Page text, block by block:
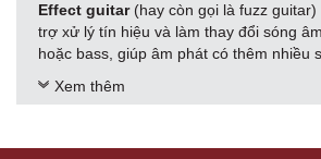
Effect guitar (hay còn gọi là fuzz
trợ xử lý tín hiệu và làm thay đổi sóng
hoặc bass, giúp âm phát có thêm nhiều
Các loại hiệu ứng phổ biến khi sử dụng
gồm: Distortion/overdrive thường được
Xem thêm